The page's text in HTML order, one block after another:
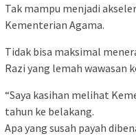
Tak mampu menjadi
Kementerian Agama.
Tidak bisa maksimal
Razi yang lemah wawasan
“Saya kasihan melihat
tahun ke belakang.
Apa yang susah payah